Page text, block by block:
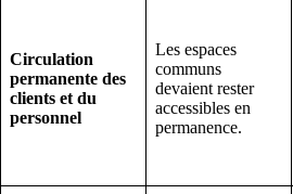
Circulation
permanente des
clients et du
personnel
Les espaces
communs
devaient rester
accessibles en
permanence.